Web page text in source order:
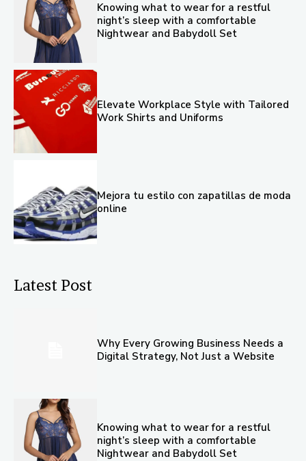
Knowing what to wear for a restful
night’s sleep with a comfortable
Nightwear and Babydoll Set
Elevate Workplace Style with Tailored
Work Shirts and Uniforms
Mejora tu estilo con zapatillas de moda
online
Latest Post
Why Every Growing Business Needs a
Digital Strategy, Not Just a Website
Knowing what to wear for a restful
night’s sleep with a comfortable
Nightwear and Babydoll Set